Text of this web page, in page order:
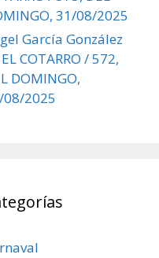
31/08/2025
García González
EL COTARRO / 572,
DOMINGO,
08/2025